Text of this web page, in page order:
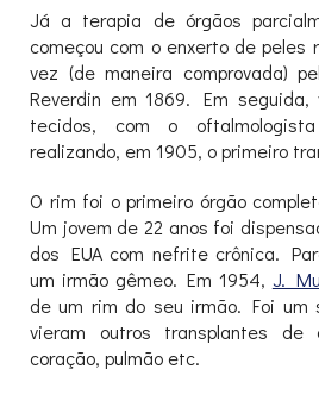
Já a terapia de órgãos
começou com o enxerto de peles
vez (de maneira comprovada)
Reverdin em 1869. Em
tecidos, com o
realizando, em 1905, o primeiro
O rim foi o primeiro órgão
Um jovem de 22 anos foi
dos EUA com nefrite crônica.
um irmão gêmeo. Em 1954, J.
de um rim do seu irmão. Foi um
vieram outros transplantes de
coração, pulmão etc.